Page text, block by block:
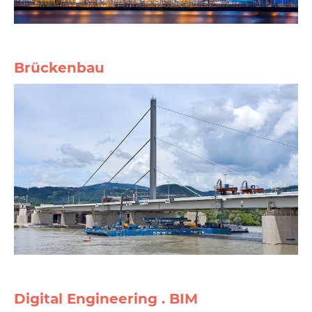
Brückenbau
Digital Engineering . BIM